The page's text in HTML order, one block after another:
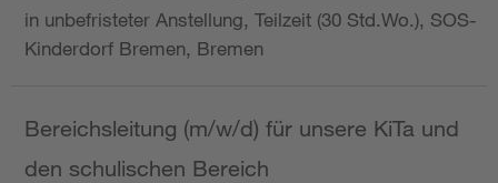
in unbefristeter Anstellung, Teilzeit (30 Std.Wo.), SOS-
Kinderdorf Bremen, Bremen
Bereichsleitung (m/w/d) für unsere KiTa und
den schulischen Bereich